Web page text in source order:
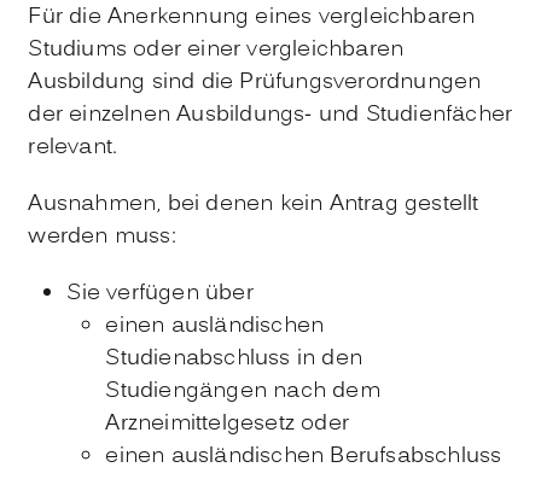
Für die Anerkennung eines vergleichbaren
Studiums oder einer vergleichbaren
Ausbildung sind die Prüfungsverordnungen
der einzelnen Ausbildungs- und Studienfächer
relevant.
Ausnahmen, bei denen kein Antrag gestellt
werden muss:
Sie verfügen über
einen ausländischen
Studienabschluss in den
Studiengängen nach dem
Arzneimittelgesetz oder
einen ausländischen Berufsabschluss